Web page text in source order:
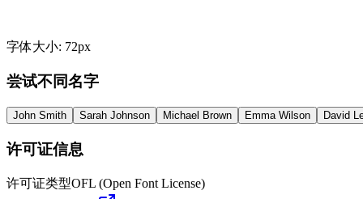
字体大小: 72px
尝试不同名字
John Smith Sarah Johnson Michael Brown Emma Wilson David
许可证信息
许可证类型OFL (Open Font License)